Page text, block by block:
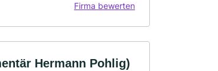
Firma bewerten
Hermann Pohlig)